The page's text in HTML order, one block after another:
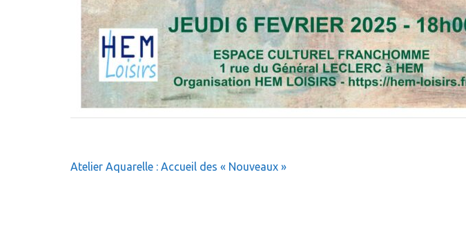
Navigation
Atelier Aquarelle : Accueil des « Nouveaux »